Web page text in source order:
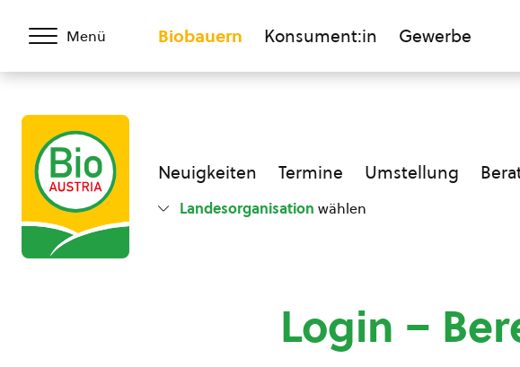
Menü Biobauern Konsument:in Gewerbe
Neuigkeiten Termine Umstellung
Landesorganisation wählen
Login –